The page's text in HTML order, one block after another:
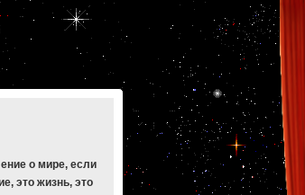
о мире, если
это жизнь, это